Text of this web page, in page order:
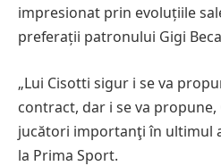
impresionat prin evoluțiile
preferații patronului Gigi
„Lui Cisotti sigur i se va
contract, dar i se va
jucători importanţi în ultimul
la Prima Sport.